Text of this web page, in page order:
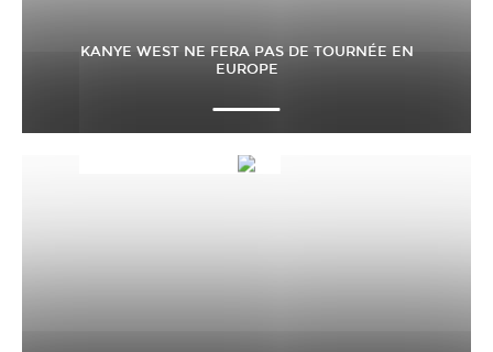
KANYE WEST NE FERA PAS DE TOURNÉE EN
EUROPE